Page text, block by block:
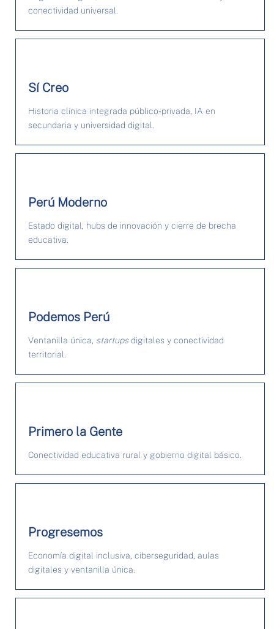
conectividad universal.
Sí Creo
Historia clínica integrada público‑privada, IA en
secundaria y universidad digital.
Perú Moderno
Estado digital, hubs de innovación y cierre de brecha
educativa.
Podemos Perú
Ventanilla única, startupsdigitales y conectividad
territorial.
Primero la Gente
Conectividad educativa rural y gobierno digital básico.
Progresemos
Economía digital inclusiva, ciberseguridad, aulas
digitales y ventanilla única.